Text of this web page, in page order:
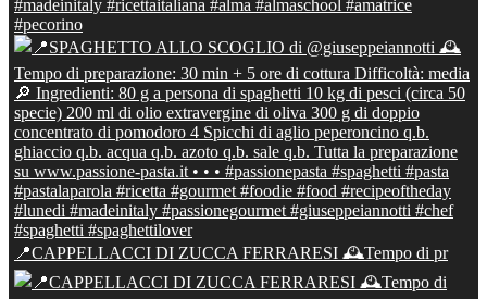
📍CAPPELLACCI DI ZUCCA FERRARESI 🕰Tempo di pr